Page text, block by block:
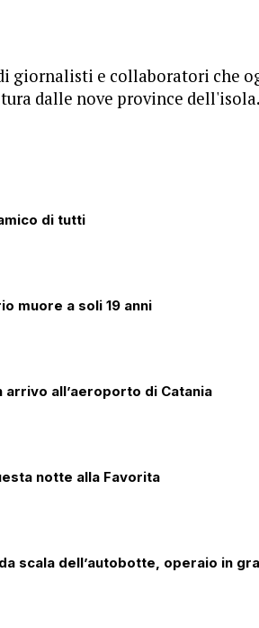
giornalisti e collaboratori che
dalle nove province dell'isola.
di tutti
muore a soli 19 anni
all’aeroporto di Catania
notte alla Favorita
scala dell’autobotte, operaio in